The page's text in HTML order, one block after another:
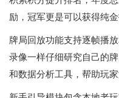
励，冠军更是可以获得纯
牌局回放功能支持逐帧播
录像一样仔细研究自己的
和数据分析工具，帮助玩